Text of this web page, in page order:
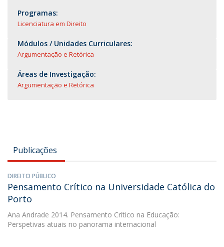
Programas:
Licenciatura em Direito
Módulos / Unidades Curriculares:
Argumentação e Retórica
Áreas de Investigação:
Argumentação e Retórica
Publicações
DIREITO PÚBLICO
Pensamento Crítico na Universidade Católica do
Porto
Ana Andrade 2014. Pensamento Crítico na Educação:
Perspetivas atuais no panorama internacional